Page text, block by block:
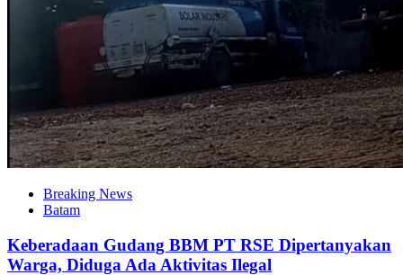
Breaking News
Batam
Keberadaan Gudang BBM PT RSE Dipertanyakan
Warga, Diduga Ada Aktivitas Ilegal